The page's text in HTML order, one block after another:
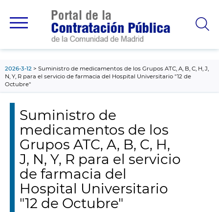
principal
2026-3-12
Suministro de medicamentos de los Grupos ATC, A, B, C, H, J,
N, Y, R para el servicio de farmacia del Hospital Universitario "12 de
Octubre"
Suministro de
medicamentos de los
Grupos ATC, A, B, C, H,
J, N, Y, R para el servicio
de farmacia del
Hospital Universitario
"12 de Octubre"